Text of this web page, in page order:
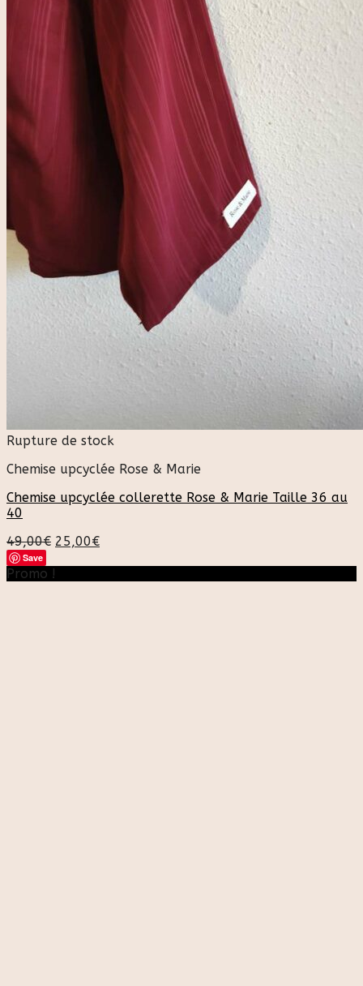
Rupture de stock
Chemise upcyclée Rose & Marie
Chemise upcyclée collerette Rose & Marie Taille 36 au
40
49,00€ 25,00€
Save
Promo !